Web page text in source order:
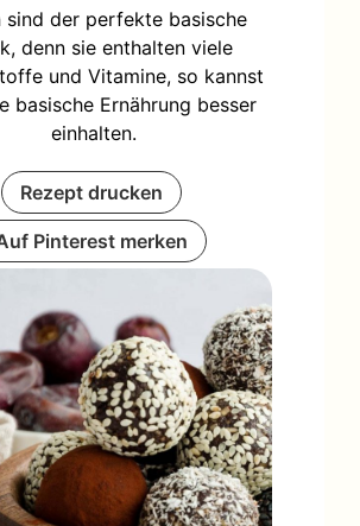
sind der perfekte basische
denn sie enthalten viele
und Vitamine, so kannst
basische Ernährung besser
einhalten.
Rezept drucken
Pinterest merken